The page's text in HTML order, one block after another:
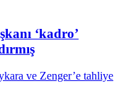
‘kadro’